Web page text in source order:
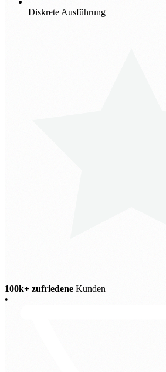
Diskrete Ausführung
100k+ zufriedene Kunden
•